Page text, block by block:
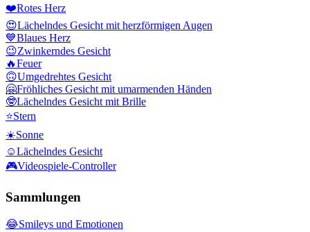
❤️Rotes Herz
😍Lächelndes Gesicht mit herzförmigen Augen
💙Blaues Herz
😉Zwinkerndes Gesicht
🔥Feuer
🙃Umgedrehtes Gesicht
🤗Fröhliches Gesicht mit umarmenden Händen
🤓Lächelndes Gesicht mit Brille
⭐Stern
☀️Sonne
☺️Lächelndes Gesicht
🎮Videospiele-Controller
Sammlungen
😂Smileys und Emotionen